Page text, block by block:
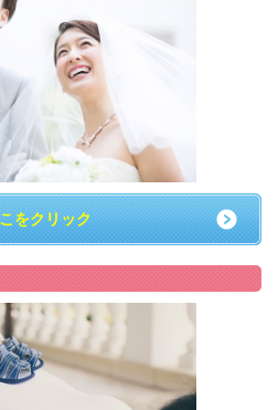
をクリック